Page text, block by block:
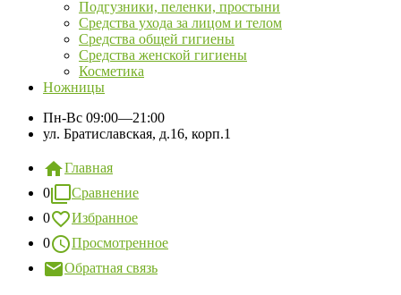
Подгузники, пеленки, простыни
Средства ухода за лицом и телом
Средства общей гигиены
Средства женской гигиены
Косметика
Ножницы
Пн-Вс 09:00—21:00
ул. Братиславская, д.16, корп.1
Главная
0
Сравнение
0
Избранное
0
Просмотренное
Обратная связь